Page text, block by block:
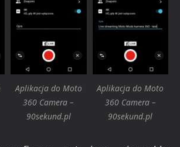
Aplikacja do Moto
360 Camera –
90sekund.pl
Aplikacja do Moto
360 Camera –
90sekund.pl